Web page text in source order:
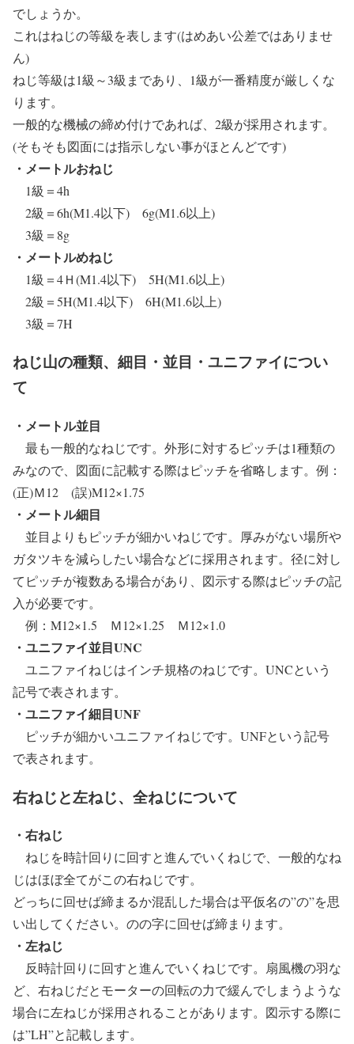
でしょうか。
これはねじの等級を表します(はめあい公差ではありませ
ん)
ねじ等級は1級～3級まであり、1級が一番精度が厳しくな
ります。
一般的な機械の締め付けであれば、2級が採用されます。
(そもそも図面には指示しない事がほとんどです)
・メートルおねじ
1級＝4h
2級＝6h(M1.4以下) 6g(M1.6以上)
3級＝8g
・メートルめねじ
1級＝4Ｈ(M1.4以下) 5H(M1.6以上)
2級＝5H(M1.4以下) 6H(M1.6以上)
3級＝7H
ねじ山の種類、細目・並目・ユニファイについ
て
・メートル並目
最も一般的なねじです。外形に対するピッチは1種類の
みなので、図面に記載する際はピッチを省略します。例：
(正)Ｍ12 (誤)M12×1.75
・メートル細目
並目よりもピッチが細かいねじです。厚みがない場所や
ガタツキを減らしたい場合などに採用されます。径に対し
てピッチが複数ある場合があり、図示する際はピッチの記
入が必要です。
例：M12×1.5 Ｍ12×1.25 Ｍ12×1.0
・ユニファイ並目UNC
ユニファイねじはインチ規格のねじです。UNCという
記号で表されます。
・ユニファイ細目UNF
ピッチが細かいユニファイねじです。UNFという記号
で表されます。
右ねじと左ねじ、全ねじについて
・右ねじ
ねじを時計回りに回すと進んでいくねじで、一般的なね
じはほぼ全てがこの右ねじです。
どっちに回せば締まるか混乱した場合は平仮名の”の”を思
い出してください。のの字に回せば締まります。
・左ねじ
反時計回りに回すと進んでいくねじです。扇風機の羽な
ど、右ねじだとモーターの回転の力で緩んでしまうような
場合に左ねじが採用されることがあります。図示する際に
は”LH”と記載します。